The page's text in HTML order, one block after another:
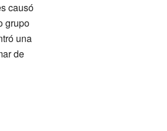
causó
grupo
una
de